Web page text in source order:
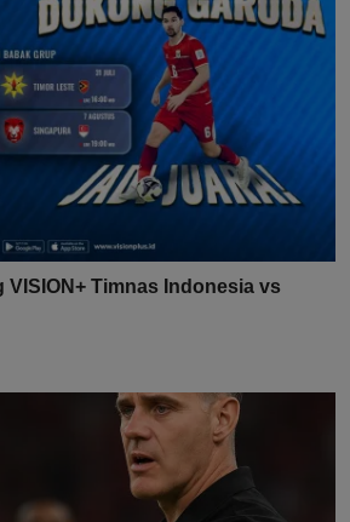
VISION+ Timnas Indonesia vs